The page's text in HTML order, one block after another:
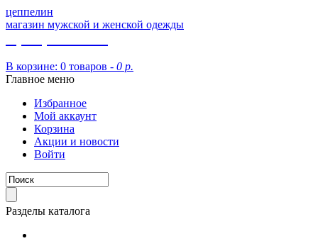
цеппелин
магазин мужской и женской одежды
В корзине: 0 товаров - 0 р.
Главное меню
Избранное
Мой аккаунт
Корзина
Акции и новости
Войти
Разделы каталога